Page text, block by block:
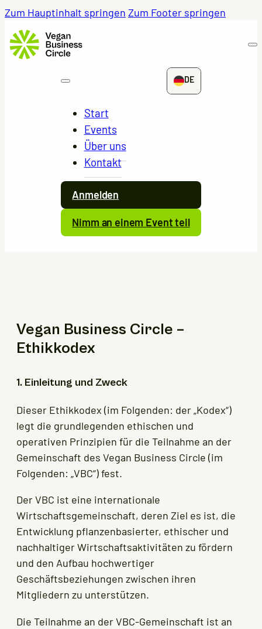
Zum Hauptinhalt springen Zum Footer springen
DE
Start
Events
Über uns
Kontakt
Anmelden
Nimm an einem Event teil
Vegan Business Circle –
Ethikkodex
1. Einleitung und Zweck
Dieser Ethikkodex (im Folgenden: der „Kodex“)
legt die grundlegenden ethischen und
operativen Prinzipien für die Teilnahme an der
Gemeinschaft des Vegan Business Circle (im
Folgenden: „VBC“) fest.
Der VBC ist eine internationale
Wirtschaftsgemeinschaft, deren Ziel es ist, die
Entwicklung pflanzenbasierter, ethischer und
nachhaltiger Wirtschaftsaktivitäten zu fördern
und den Aufbau hochwertiger
Geschäftsbeziehungen zwischen ihren
Mitgliedern zu unterstützen.
Die Teilnahme an der VBC-Gemeinschaft ist an